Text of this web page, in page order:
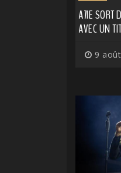
A7IE SORT
AVEC UN
9